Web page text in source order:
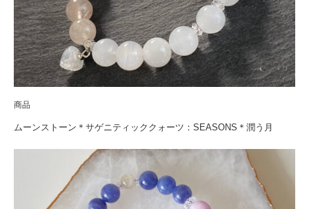
商品
ムーンストーン＊サゲニティッククォーツ：SEASONS＊潤う月